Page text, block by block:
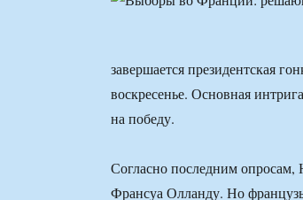
завершается президентская
воскресенье. Основная
на победу.
Согласно последним опросам,
Франсуа Олланду. Но